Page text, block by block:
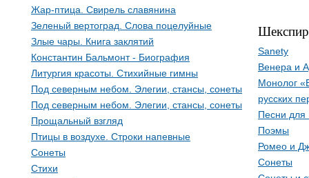
Жар-птица. Свирель славянина
Зеленый вертоград. Слова поцелуйные
Злые чары. Книга заклятий
Константин Бальмонт - Биография
Литургия красоты. Стихийные гимны
Под северным небом. Элегии, стансы, сонеты
Под северным небом. Элегии, стансы, сонеты
Прощальный взгляд
Птицы в воздухе. Строки напевные
Сонеты
Стихи
Sanety
Венера и
Монолог
русских
Песни для
Поэмы
Ромео и
Сонеты